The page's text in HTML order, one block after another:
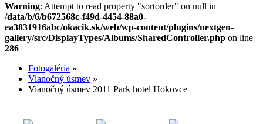
Warning: Attempt to read property "sortorder" on null in
/data/b/6/b672568c-f49d-4454-88a0-
ea3831916abc/okacik.sk/web/wp-content/plugins/nextgen-
gallery/src/DisplayTypes/Albums/SharedController.php on line
286
Fotogaléria »
Vianočný úsmev »
Vianočný úsmev 2011 Park hotel Hokovce